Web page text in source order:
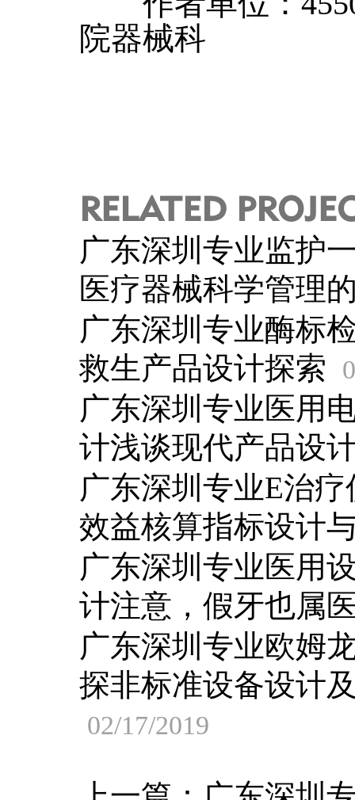
院器械科
RELATED
广东深圳专业监护
医疗器械科学管理
广东深圳专业酶标
救生产品设计探索
广东深圳专业医用
计浅谈现代产品设
广东深圳专业E治
效益核算指标设计
广东深圳专业医用
计注意，假牙也属
广东深圳专业欧姆
探非标准设备设计
02/17/2019